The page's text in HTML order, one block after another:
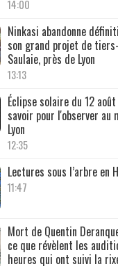
14:00
Ninkasi abandonne
son grand projet de
Saulaie, près de Lyon
13:13
Éclipse solaire du 12
savoir pour l'observer au
Lyon
12:35
Lectures sous l’arbre en
11:47
Mort de Quentin
ce que révèlent les
heures qui ont suivi la